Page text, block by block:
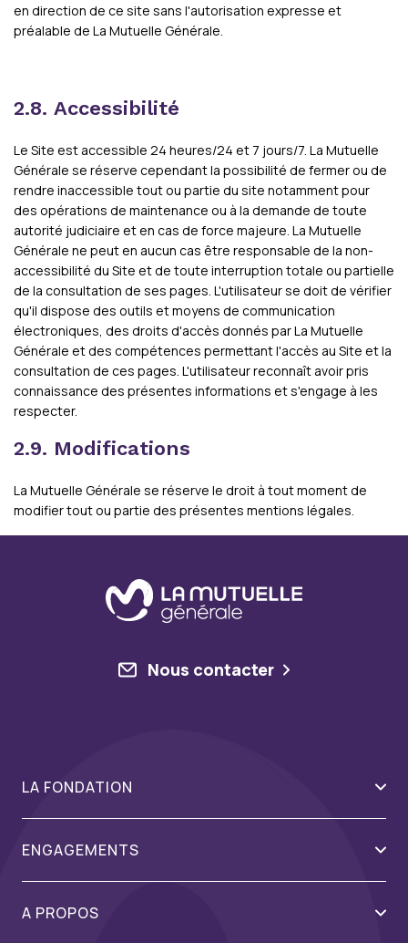
en direction de ce site sans l'autorisation expresse et
préalable de La Mutuelle Générale.
2.8. Accessibilité
Le Site est accessible 24 heures/24 et 7 jours/7. La Mutuelle
Générale se réserve cependant la possibilité de fermer ou de
rendre inaccessible tout ou partie du site notamment pour
des opérations de maintenance ou à la demande de toute
autorité judiciaire et en cas de force majeure. La Mutuelle
Générale ne peut en aucun cas être responsable de la non-
accessibilité du Site et de toute interruption totale ou partielle
de la consultation de ses pages. L'utilisateur se doit de vérifier
qu'il dispose des outils et moyens de communication
électroniques, des droits d'accès donnés par La Mutuelle
Générale et des compétences permettant l'accès au Site et la
consultation de ces pages. L'utilisateur reconnaît avoir pris
connaissance des présentes informations et s'engage à les
respecter.
2.9. Modifications
La Mutuelle Générale se réserve le droit à tout moment de
modifier tout ou partie des présentes mentions légales.
Nous contacter
LA FONDATION
ENGAGEMENTS
A PROPOS